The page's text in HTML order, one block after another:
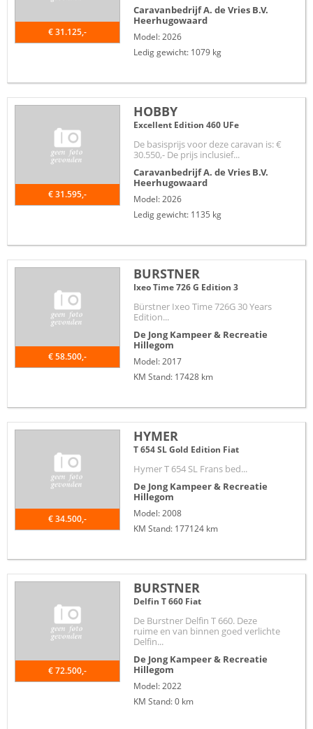
€ 31.125,-
Caravanbedrijf A. de Vries B.V.
Heerhugowaard
Model: 2026
Ledig gewicht: 1079 kg
€ 31.595,-
HOBBY
Excellent Edition 460 UFe
De basisprijs voor deze caravan is: €
30.550,- De prijs inclusief...
Caravanbedrijf A. de Vries B.V.
Heerhugowaard
Model: 2026
Ledig gewicht: 1135 kg
€ 58.500,-
BURSTNER
Ixeo Time 726 G Edition 3
Bürstner Ixeo Time 726G 30 Years
Edition...
De Jong Kampeer & Recreatie
Hillegom
Model: 2017
KM Stand: 17428 km
€ 34.500,-
HYMER
T 654 SL Gold Edition Fiat
Hymer T 654 SL Frans bed...
De Jong Kampeer & Recreatie
Hillegom
Model: 2008
KM Stand: 177124 km
€ 72.500,-
BURSTNER
Delfin T 660 Fiat
De Burstner Delfin T 660. Deze
ruime en van binnen goed verlichte
Delfin...
De Jong Kampeer & Recreatie
Hillegom
Model: 2022
KM Stand: 0 km